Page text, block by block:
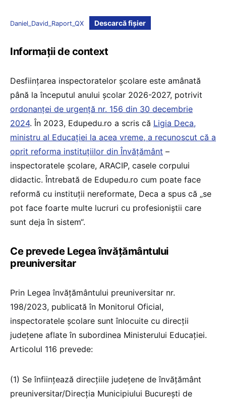
Daniel_David_Raport_QX Descarcă fișier
Informații de context
Desființarea inspectoratelor școlare este amânată
până la începutul anului școlar 2026-2027, potrivit
ordonanței de urgență nr. 156 din 30 decembrie
2024. În 2023, Edupedu.ro a scris că Ligia Deca,
ministru al Educației la acea vreme, a recunoscut că a
oprit reforma instituțiilor din Învățământ –
inspectoratele școlare, ARACIP, casele corpului
didactic. Întrebată de Edupedu.ro cum poate face
reformă cu instituții nereformate, Deca a spus că „se
pot face foarte multe lucruri cu profesioniștii care
sunt deja în sistem“.
Ce prevede Legea învățământului
preuniversitar
Prin Legea învățământului preuniversitar nr.
198/2023, publicată în Monitorul Oficial,
inspectoratele școlare sunt înlocuite cu direcții
județene aflate în subordinea Ministerului Educației.
Articolul 116 prevede:
(1) Se înființează direcțiile județene de învățământ
preuniversitar/Direcția Municipiului București de